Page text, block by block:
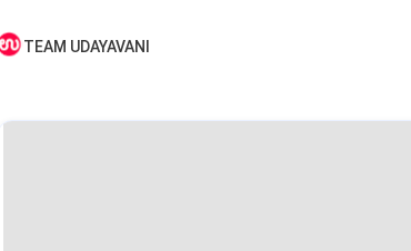
TEAM UDAYAVANI